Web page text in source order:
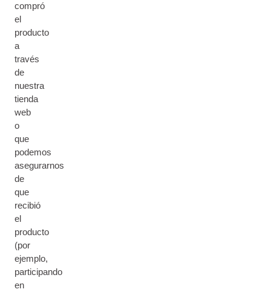
compró
el
producto
a
través
de
nuestra
tienda
web
o
que
podemos
asegurarnos
de
que
recibió
el
producto
(por
ejemplo,
participando
en